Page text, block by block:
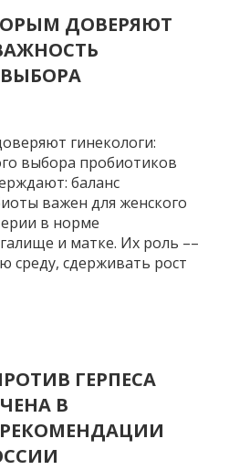
«ВИТАФАРМА»
—
и
производства
пробиотических
препаратов
ДОВЕРЯЮТ
гинекологи:
выбора пробиотиков
баланс
важен для женского
в норме
и матке. Их роль ––
среду, сдерживать рост
недостаточно
или гормональных
с
которым
гинекологи:
важность
ГЕРПЕСА
В